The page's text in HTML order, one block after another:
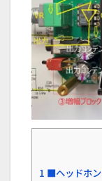
1 ■ヘッドホン